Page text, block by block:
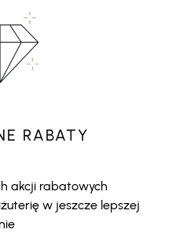
RABATY
akcji rabatowych
w jeszcze lepszej